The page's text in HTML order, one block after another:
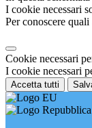
I cookie necessari
Per conoscere
Cookie necessari
I cookie necessari
Accetta tutti